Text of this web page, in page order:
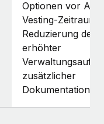
Optionen vor
Vesting-
Reduzierung der
erhöhter
zusätzlicher